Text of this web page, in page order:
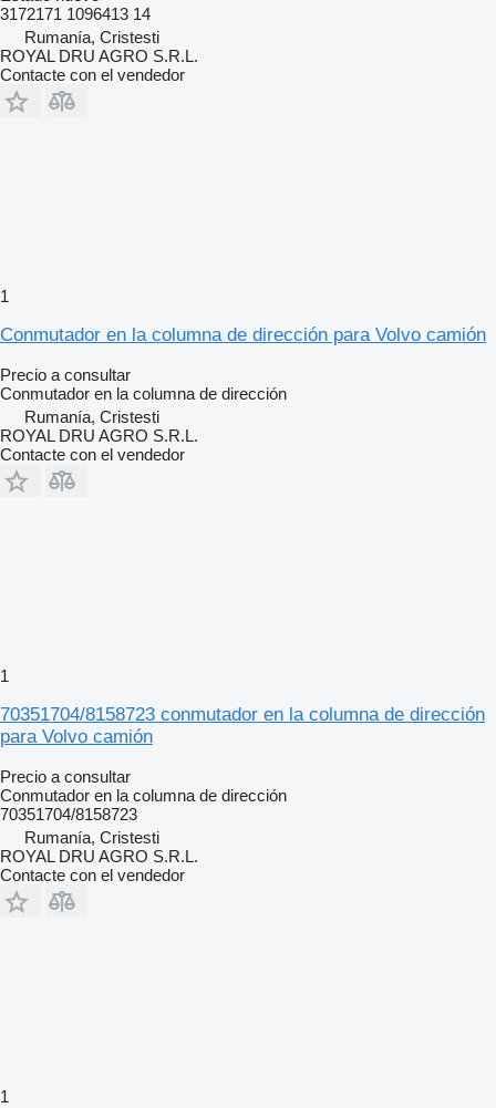
3172171 1096413 14
Rumanía, Cristesti
ROYAL DRU AGRO S.R.L.
Contacte con el vendedor
1
Conmutador en la columna de dirección para Volvo camión
Precio a consultar
Conmutador en la columna de dirección
Rumanía, Cristesti
ROYAL DRU AGRO S.R.L.
Contacte con el vendedor
1
70351704/8158723 conmutador en la columna de dirección
para Volvo camión
Precio a consultar
Conmutador en la columna de dirección
70351704/8158723
Rumanía, Cristesti
ROYAL DRU AGRO S.R.L.
Contacte con el vendedor
1